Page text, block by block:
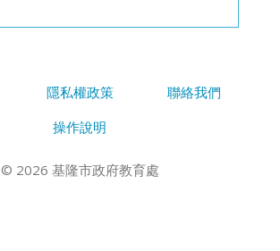
隱私權政策
聯絡我們
操作說明
© 2026 基隆市政府教育處